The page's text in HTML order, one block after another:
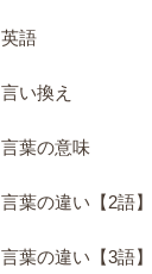
英語
言い換え
言葉の意味
言葉の違い【2語】
言葉の違い【3語】